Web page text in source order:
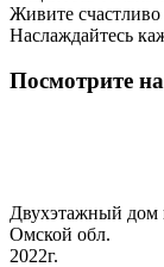
Живите
Наслаждайтесь
Посмотрите
Двухэтажный дом
Омской обл.
2022г.